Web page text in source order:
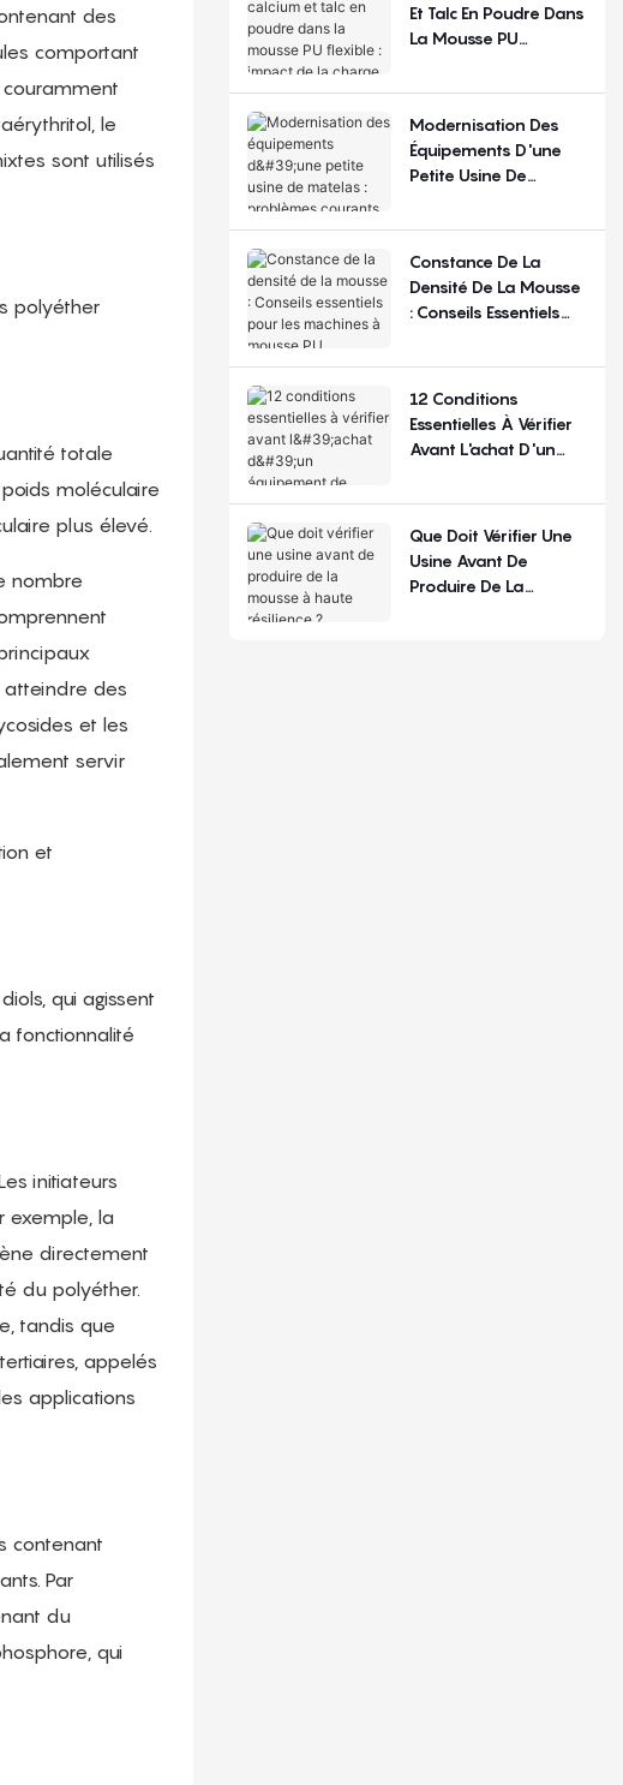
des
comportant
le
sont utilisés
polyéther
totale
moléculaire
plus élevé.
nombre
atteindre des
et les
servir
et
qui agissent
fonctionnalité
initiateurs
exemple, la
directement
du polyéther.
tandis que
appelés
applications
contenant
Par
du
qui
Et Talc En Poudre Dans
La Mousse PU
Charge De
Modernisation Des
Équipements D'une
Petite Usine De
Courants Et Choix De
Constance De La
Densité De La Mousse
: Conseils Essentiels
Mousse PU
12 Conditions
Essentielles À Vérifier
Avant L'achat D'un
Production De
Que Doit Vérifier Une
Usine Avant De
Produire De La